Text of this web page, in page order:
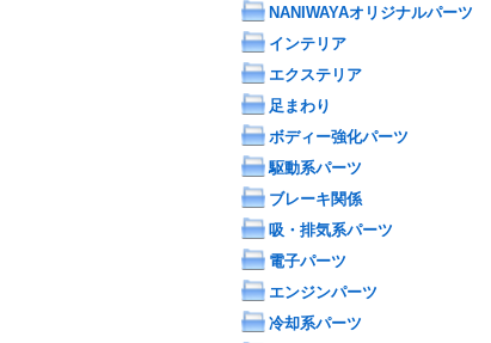
NANIWAYAオリジナルパーツ
インテリア
エクステリア
足まわり
ボディー強化パーツ
駆動系パーツ
ブレーキ関係
吸・排気系パーツ
電子パーツ
エンジンパーツ
冷却系パーツ